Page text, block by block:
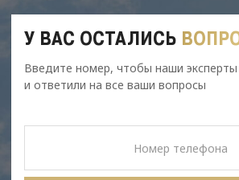
У ВАС ОСТАЛИСЬ
Введите номер, чтобы наши
и ответили на все ваши вопросы